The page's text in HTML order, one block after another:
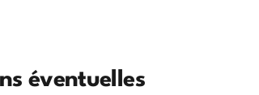
éventuelles